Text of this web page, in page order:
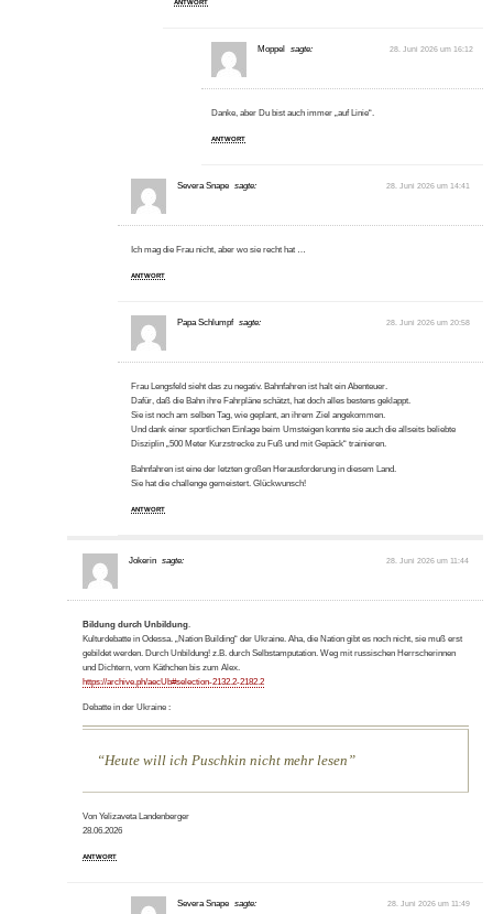
ANTWORT
Moppel sagte: 28. Juni 2026 um 16:12
Danke, aber Du bist auch immer „auf Linie“.
ANTWORT
Severa Snape sagte: 28. Juni 2026 um 14:41
Ich mag die Frau nicht, aber wo sie recht hat …
ANTWORT
Papa Schlumpf sagte: 28. Juni 2026 um 20:58
Frau Lengsfeld sieht das zu negativ. Bahnfahren ist halt ein Abenteuer.
Dafür, daß die Bahn ihre Fahrpläne schätzt, hat doch alles bestens geklappt.
Sie ist noch am selben Tag, wie geplant, an ihrem Ziel angekommen.
Und dank einer sportlichen Einlage beim Umsteigen konnte sie auch die allseits beliebte
Disziplin „500 Meter Kurzstrecke zu Fuß und mit Gepäck“ trainieren.
Bahnfahren ist eine der letzten großen Herausforderung in diesem Land.
Sie hat die challenge gemeistert. Glückwunsch!
ANTWORT
Jokerin sagte: 28. Juni 2026 um 11:44
Bildung durch Unbildung.
Kulturdebatte in Odessa. „Nation Building“ der Ukraine. Aha, die Nation gibt es noch nicht, sie muß erst
gebildet werden. Durch Unbildung! z.B. durch Selbstamputation. Weg mit russischen Herrscherinnen
und Dichtern, vom Käthchen bis zum Alex.
https://archive.ph/aecUb#selection-2132.2-2182.2
Debatte in der Ukraine :
Heute will ich Puschkin nicht mehr lesen
Von Yelizaveta Landenberger
28.06.2026
ANTWORT
Severa Snape sagte: 28. Juni 2026 um 11:49